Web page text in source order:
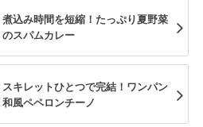
煮込み時間を短縮！たっぷり夏野菜
のスパムカレー
スキレットひとつで完結！ワンパン
和風ペペロンチーノ